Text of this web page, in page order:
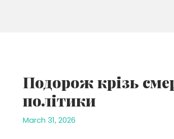
Подорож крізь
політики
March 31, 2026